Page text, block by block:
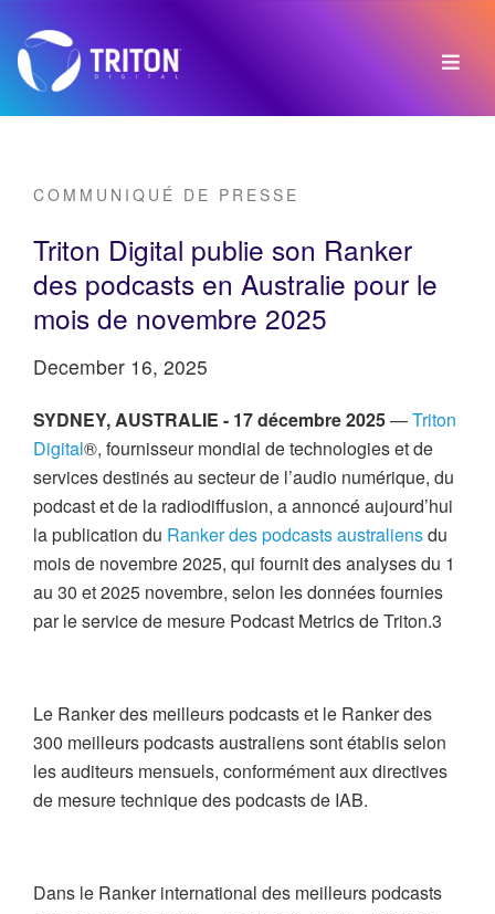
COMMUNIQUÉ DE PRESSE
Triton Digital publie son Ranker
des podcasts en Australie pour le
mois de novembre 2025
December 16, 2025
SYDNEY, AUSTRALIE - 17 décembre 2025—Triton
Digital®, fournisseur mondial de technologies et de
services destinés au secteur de l’audio numérique, du
podcast et de la radiodiffusion, a annoncé aujourd’hui
la publication du Ranker des podcasts australiensdu
mois de novembre 2025, qui fournit des analyses du 1
au 30 et 2025 novembre, selon les données fournies
par le service de mesure Podcast Metrics de Triton.3
Le Ranker des meilleurs podcasts et le Ranker des
300 meilleurs podcasts australiens sont établis selon
les auditeurs mensuels, conformément aux directives
de mesure technique des podcasts de IAB.
Dans le Ranker international des meilleurs podcasts